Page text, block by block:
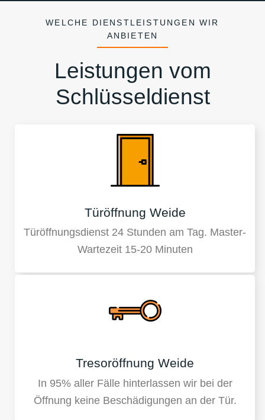
WELCHE DIENSTLEISTUNGEN WIR
ANBIETEN
Leistungen vom
Schlüsseldienst
Türöffnung Weide
Türöffnungsdienst 24 Stunden am Tag. Master-
Wartezeit 15-20 Minuten
Tresoröffnung Weide
In 95% aller Fälle hinterlassen wir bei der
Öffnung keine Beschädigungen an der Tür.